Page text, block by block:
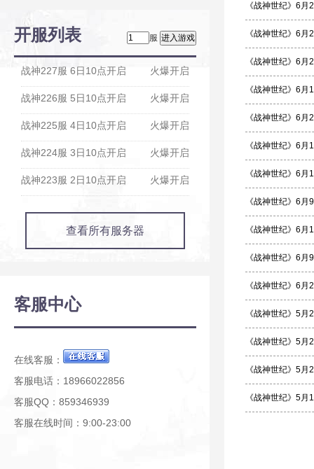
开服列表 服
火爆开启
战神227服 6日10点开启
火爆开启
战神226服 5日10点开启
火爆开启
战神225服 4日10点开启
火爆开启
战神224服 3日10点开启
火爆开启
战神223服 2日10点开启
查看所有服务器
客服中心
在线客服：
客服电话：18966022856
客服QQ：859346939
客服在线时间：9:00-23:00
《战神世纪》6
《战神世纪》6月
《战神世纪》6月
《战神世纪》6
《战神世纪》6月
《战神世纪》6月
《战神世纪》6月
《战神世纪》6
《战神世纪》6月
《战神世纪》6月
《战神世纪》6
《战神世纪》5
《战神世纪》5月
《战神世纪》5月
《战神世纪》5月